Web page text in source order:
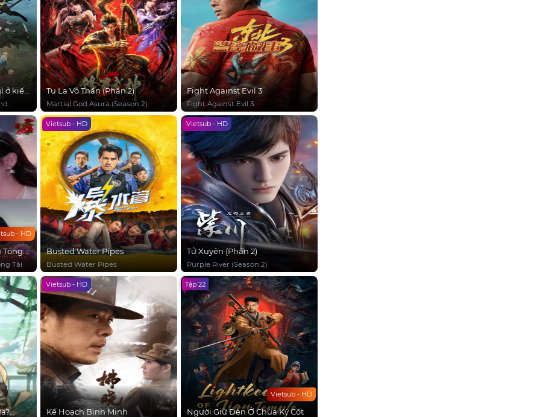
kiếp
Tu La Võ Thần (Phần 2)
Martial God Asura (Season 2)
Fight Against Evil 3
Fight Against Evil 3
- HD
Tổng
Tài
Vietsub - HD
Busted Water Pipes
Busted Water Pipes
Vietsub - HD
Tử Xuyên (Phần 2)
Purple River (Season 2)
Vietsub - HD
Kế Hoạch Bình Minh
Vietsub - HD
Tập 22
Người Giữ Đèn Ở Chùa Ký Cốt